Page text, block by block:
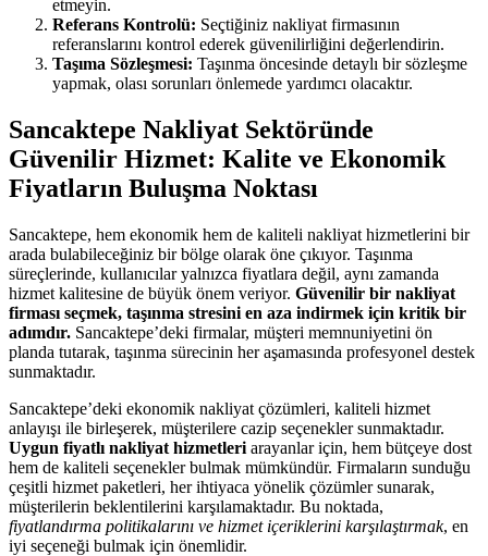
etmeyin.
Referans Kontrolü: Seçtiğiniz nakliyat firmasının
referanslarını kontrol ederek güvenilirliğini değerlendirin.
Taşıma Sözleşmesi: Taşınma öncesinde detaylı bir sözleşme
yapmak, olası sorunları önlemede yardımcı olacaktır.
Sancaktepe Nakliyat Sektöründe
Güvenilir Hizmet: Kalite ve Ekonomik
Fiyatların Buluşma Noktası
Sancaktepe, hem ekonomik hem de kaliteli nakliyat hizmetlerini bir
arada bulabileceğiniz bir bölge olarak öne çıkıyor. Taşınma
süreçlerinde, kullanıcılar yalnızca fiyatlara değil, aynı zamanda
hizmet kalitesine de büyük önem veriyor. Güvenilir bir nakliyat
firması seçmek, taşınma stresini en aza indirmek için kritik bir
adımdır. Sancaktepe’deki firmalar, müşteri memnuniyetini ön
planda tutarak, taşınma sürecinin her aşamasında profesyonel destek
sunmaktadır.
Sancaktepe’deki ekonomik nakliyat çözümleri, kaliteli hizmet
anlayışı ile birleşerek, müşterilere cazip seçenekler sunmaktadır.
Uygun fiyatlı nakliyat hizmetleri arayanlar için, hem bütçeye dost
hem de kaliteli seçenekler bulmak mümkündür. Firmaların sunduğu
çeşitli hizmet paketleri, her ihtiyaca yönelik çözümler sunarak,
müşterilerin beklentilerini karşılamaktadır. Bu noktada,
fiyatlandırma politikalarını ve hizmet içeriklerini karşılaştırmak, en
iyi seçeneği bulmak için önemlidir.